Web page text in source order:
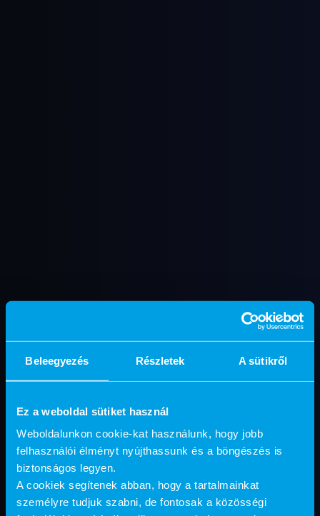
Beleegyezés Részletek A sütikről
Ez a weboldal sütiket használ
Weboldalunkon cookie-kat használunk, hogy jobb
felhasználói élményt nyújthassunk és a böngészés is
biztonságos legyen.
A cookiek segítenek abban, hogy a tartalmainkat
személyre tudjuk szabni, de fontosak a közösségi